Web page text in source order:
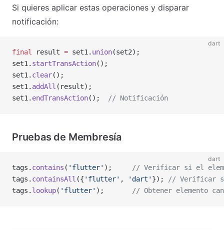
Si quieres aplicar estas operaciones y disparar
notificación:
dart
final result = set1. union(set2);
set1. startTransAction();
set1. clear();
set1. addAll (result);
set1. endTransAction(); // Notificación
Pruebas de Membresía
dart
tags. contains ( 'flutter' );
// Verificar si el
tags. containsAll ({ 'flutter' , 'dart' });
// Verificar
tags. lookup( 'flutter' ); // Obtener elemento